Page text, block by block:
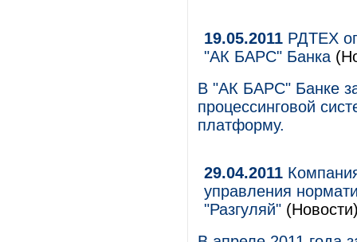
19.05.2011 РДТЕХ
"АК БАРС" Банка
В "АК БАРС" Банке
процессинговой
платформу.
29.04.2011
управления
"Разгуляй"